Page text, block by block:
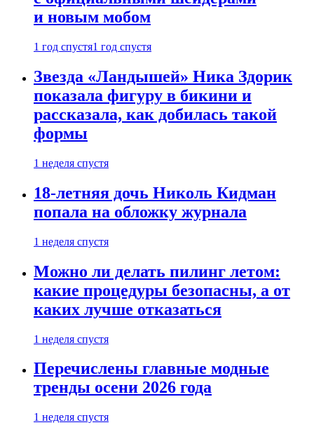
и новым мобом
1 год спустя1 год спустя
Звезда «Ландышей» Ника Здорик
показала фигуру в бикини и
рассказала, как добилась такой
формы
1 неделя спустя
18-летняя дочь Николь Кидман
попала на обложку журнала
1 неделя спустя
Можно ли делать пилинг летом:
какие процедуры безопасны, а от
каких лучше отказаться
1 неделя спустя
Перечислены главные модные
тренды осени 2026 года
1 неделя спустя